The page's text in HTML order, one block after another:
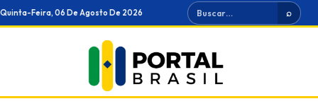
Ir
para
Quinta-Feira, 06 De Agosto De 2026 Buscar ⌕